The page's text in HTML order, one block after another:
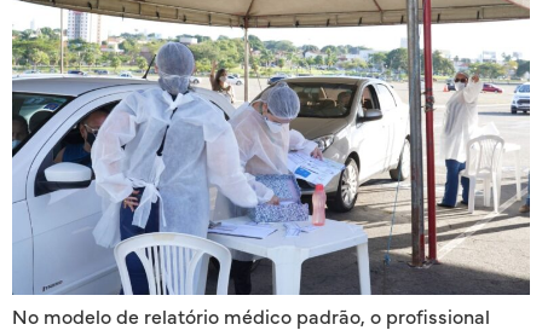
No modelo de relatório médico padrão, o profissional